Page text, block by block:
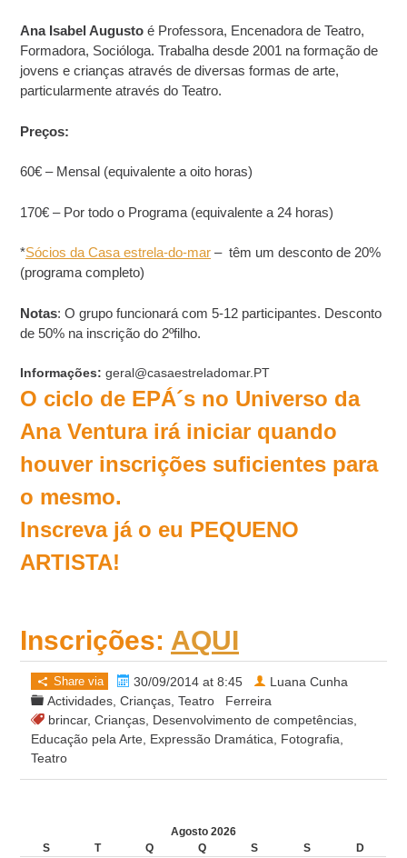
Ana Isabel Augusto é Professora, Encenadora de Teatro,
Formadora, Socióloga. Trabalha desde 2001 na formação de
jovens e crianças através de diversas formas de arte,
particularmente através do Teatro.
Preços:
60€ – Mensal (equivalente a oito horas)
170€ – Por todo o Programa (equivalente a 24 horas)
*Sócios da Casa estrela-do-mar – têm um desconto de 20%
(programa completo)
Notas: O grupo funcionará com 5-12 participantes. Desconto
de 50% na inscrição do 2ºfilho.
Informações:geral@casaestreladomar.PT
O ciclo de EPÁ´s no Universo da
Ana Ventura irá iniciar quando
houver inscrições suficientes para
o mesmo.
Inscreva já o eu PEQUENO
ARTISTA!
Inscrições: AQUI
Share via
30/09/2014 at 8:45
Actividades ,Crianças ,Teatro
brincar,Crianças Desenvolvimento de competências
Educação pela Arte Expressão Dramática Fotografia
Teatro
Luana Cunha
Ferreira
Agosto 2026
S
T Q Q S S
D